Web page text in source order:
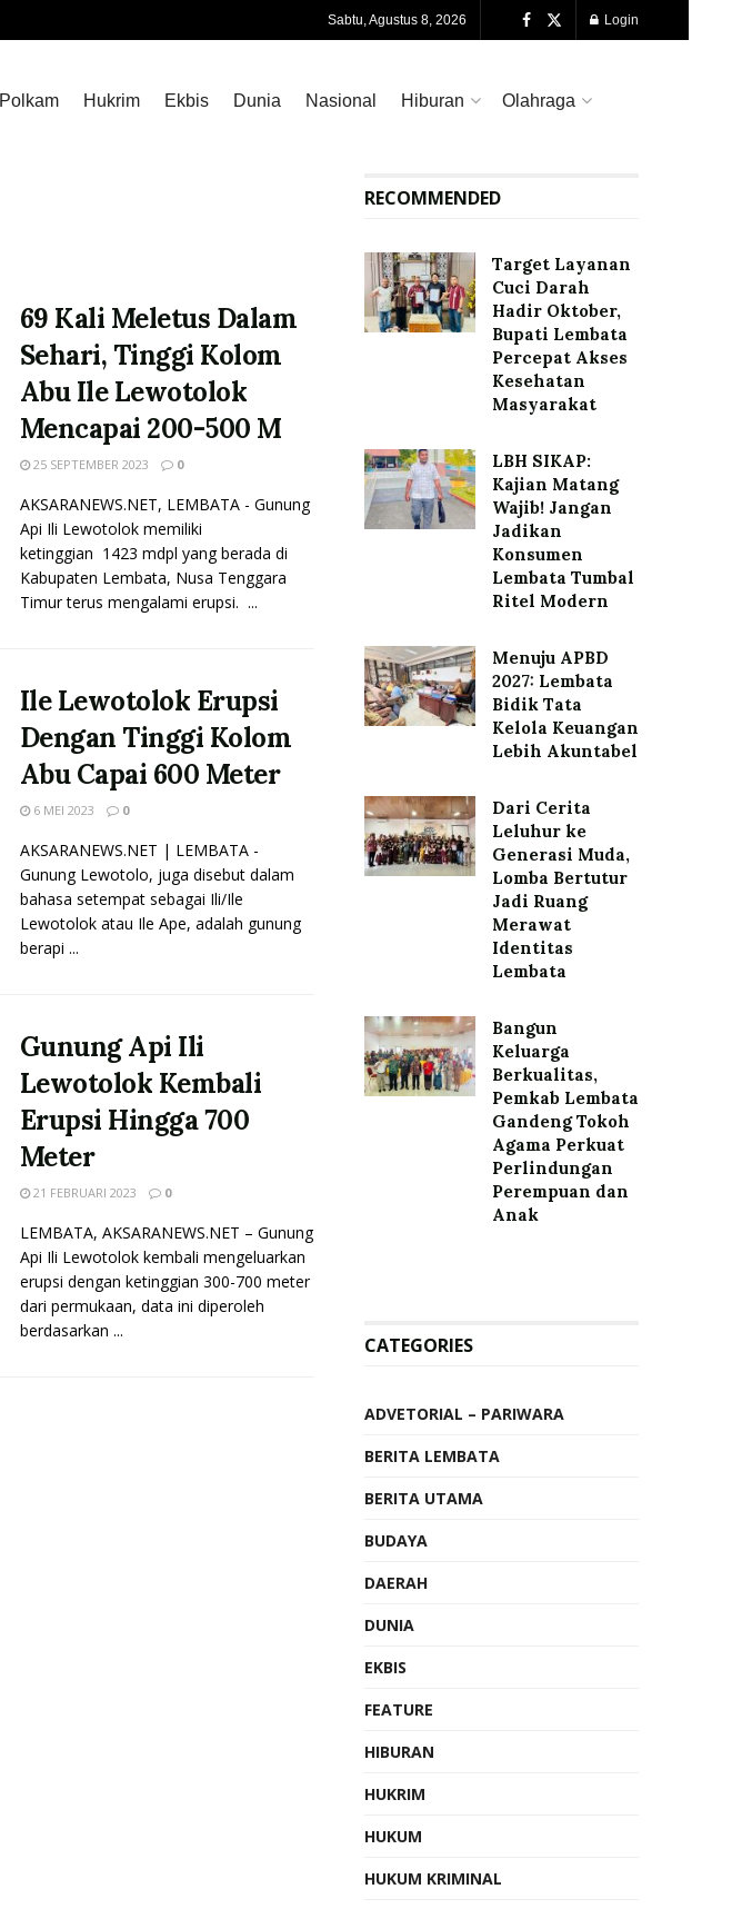
Sabtu, Agustus 8, 2026 Login
Polkam Hukrim Ekbis Dunia Nasional Hiburan Olahraga
69 Kali Meletus Dalam
Sehari, Tinggi Kolom
Abu Ile Lewotolok
Mencapai 200-500 M
25 SEPTEMBER 2023 0
AKSARANEWS.NET, LEMBATA - Gunung
Api Ili Lewotolok memiliki
ketinggian 1423 mdpl yang berada di
Kabupaten Lembata, Nusa Tenggara
Timur terus mengalami erupsi. ...
Ile Lewotolok Erupsi
Dengan Tinggi Kolom
Abu Capai 600 Meter
6 MEI 2023 0
AKSARANEWS.NET | LEMBATA -
Gunung Lewotolo, juga disebut dalam
bahasa setempat sebagai Ili/Ile
Lewotolok atau Ile Ape, adalah gunung
berapi ...
Gunung Api Ili
Lewotolok Kembali
Erupsi Hingga 700
Meter
21 FEBRUARI 2023 0
LEMBATA, AKSARANEWS.NET – Gunung
Api Ili Lewotolok kembali mengeluarkan
erupsi dengan ketinggian 300-700 meter
dari permukaan, data ini diperoleh
berdasarkan ...
RECOMMENDED
Target Layanan
Cuci Darah
Hadir Oktober,
Bupati Lembata
Percepat Akses
Kesehatan
Masyarakat
LBH SIKAP:
Kajian Matang
Wajib! Jangan
Jadikan
Konsumen
Lembata Tumbal
Ritel Modern
Menuju APBD
2027: Lembata
Bidik Tata
Kelola Keuangan
Lebih Akuntabel
Dari Cerita
Leluhur ke
Generasi Muda,
Lomba Bertutur
Jadi Ruang
Merawat
Identitas
Lembata
Bangun
Keluarga
Berkualitas,
Pemkab Lembata
Gandeng Tokoh
Agama Perkuat
Perlindungan
Perempuan dan
Anak
CATEGORIES
ADVETORIAL – PARIWARA
BERITA LEMBATA
BERITA UTAMA
BUDAYA
DAERAH
DUNIA
EKBIS
FEATURE
HIBURAN
HUKRIM
HUKUM
HUKUM KRIMINAL